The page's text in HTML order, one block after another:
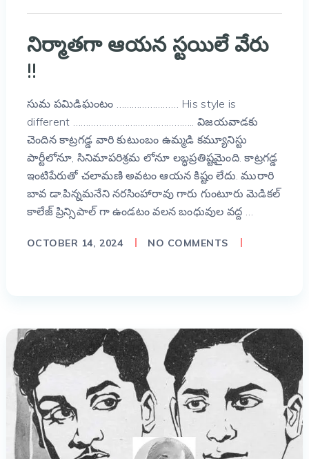
నిర్మాతగా ఆయన స్టయిలే వేరు
!!
సుమ పమిడిఘంటం …………………… His style is
different ……………………………………….. విజయవాడకు
చెందిన కాట్రగడ్డ వారి కుటుంబం ఉమ్మడి కమ్యూనిస్టు
పార్టీలోనూ, సినిమాపరిశ్రమ లోనూ లబ్ధప్రతిష్టమైంది. కాట్రగడ్డ
ఇంటిపేరుతో చలామణి అవటం ఆయన కిష్టం లేదు. మురారి
బావ డా.పిన్నమనేని నరసింహారావు గారు గుంటూరు మెడికల్
కాలేజ్ ప్రిన్సిపాల్ గా ఉండటం వలన బంధువుల వద్ద …
OCTOBER 14, 2024 NO COMMENTS